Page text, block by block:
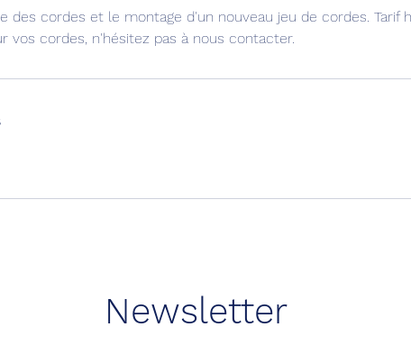
des cordes et le montage d'un nouveau jeu de cordes. Tarif
vos cordes, n'hésitez pas à nous contacter.
Newsletter